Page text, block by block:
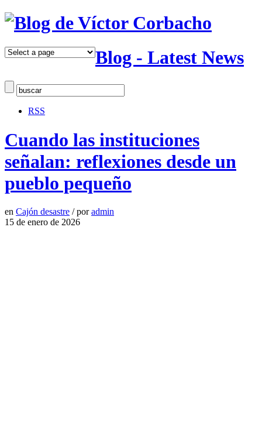
Blog - Latest News
RSS
Cuando las instituciones
señalan: reflexiones desde un
pueblo pequeño
en Cajón desastre / poradmin
15 de enero de 2026